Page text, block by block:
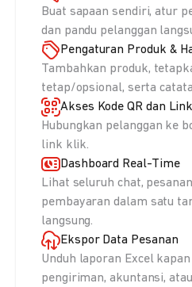
Buat sapaan sendiri, atur
dan pandu pelanggan
Pengaturan Produk &
Tambahkan produk,
tetap/opsional, serta
Akses Kode QR dan Link
Hubungkan pelanggan ke
link klik.
Dashboard Real-Time
Lihat seluruh chat,
pembayaran dalam satu
langsung.
Ekspor Data Pesanan
Unduh laporan Excel
pengiriman, akuntansi,